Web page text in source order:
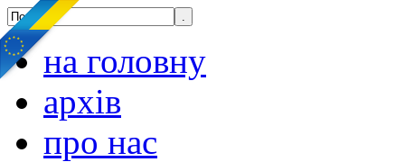
на головну
архів
про нас